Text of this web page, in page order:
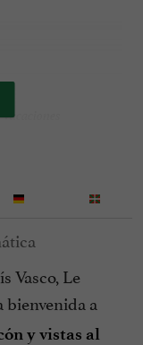
Vasco, Le
bienvenida a
y vistas al